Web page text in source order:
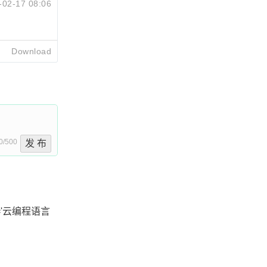
02-17 08:06
Download
500 发 布
云编程语言